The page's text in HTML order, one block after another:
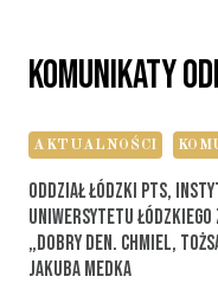
Komunikaty
AKTUALNOŚCI
Oddział Łódzki PTS,
Uniwersytetu Łódzkiego
„Dobry Den. Chmiel,
Jakuba Medka